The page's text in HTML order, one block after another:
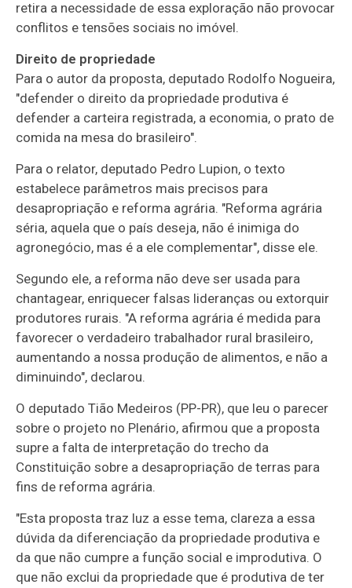
retira a necessidade de essa exploração não provocar
conflitos e tensões sociais no imóvel.
Direito de propriedade
Para o autor da proposta, deputado Rodolfo Nogueira,
"defender o direito da propriedade produtiva é
defender a carteira registrada, a economia, o prato de
comida na mesa do brasileiro".
Para o relator, deputado Pedro Lupion, o texto
estabelece parâmetros mais precisos para
desapropriação e reforma agrária. "Reforma agrária
séria, aquela que o país deseja, não é inimiga do
agronegócio, mas é a ele complementar", disse ele.
Segundo ele, a reforma não deve ser usada para
chantagear, enriquecer falsas lideranças ou extorquir
produtores rurais. "A reforma agrária é medida para
favorecer o verdadeiro trabalhador rural brasileiro,
aumentando a nossa produção de alimentos, e não a
diminuindo", declarou.
O deputado Tião Medeiros (PP-PR), que leu o parecer
sobre o projeto no Plenário, afirmou que a proposta
supre a falta de interpretação do trecho da
Constituição sobre a desapropriação de terras para
fins de reforma agrária.
"Esta proposta traz luz a esse tema, clareza a essa
dúvida da diferenciação da propriedade produtiva e
da que não cumpre a função social e improdutiva. O
que não exclui da propriedade que é produtiva de ter